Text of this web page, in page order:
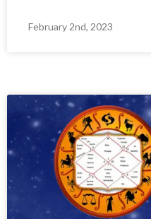
February 2nd, 2023